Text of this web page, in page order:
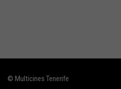
© Multicines Tenerife